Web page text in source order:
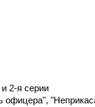
2-я серии